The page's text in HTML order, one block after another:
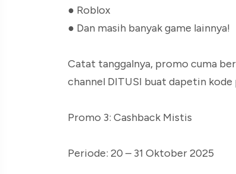
● Roblox
● Dan masih banyak game lainnya!
Catat tanggalnya, promo cuma
channel DITUSI buat dapetin
Promo 3: Cashback Mistis
Periode: 20 – 31 Oktober 2025